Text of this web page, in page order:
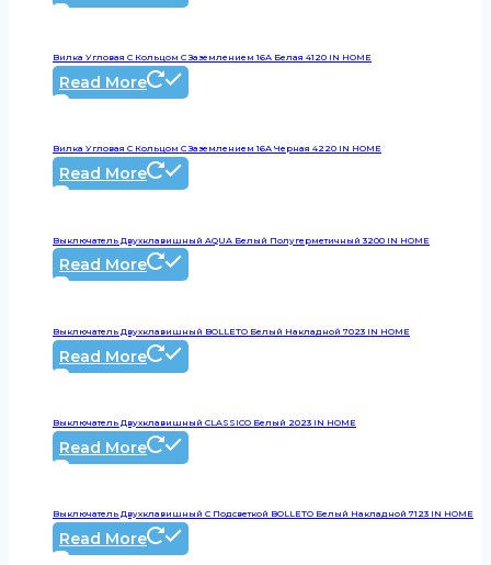
Вилка Угловая С Кольцом С Заземлением 16А Белая 4120 IN HOME
Read More
Вилка Угловая С Кольцом С Заземлением 16А Черная 4220 IN HOME
Read More
Выключатель Двухклавишный AQUA Белый Полугерметичный 3200 IN HOME
Read More
Выключатель Двухклавишный BOLLETO Белый Накладной 7023 IN HOME
Read More
Выключатель Двухклавишный CLASSICO Белый 2023 IN HOME
Read More
Выключатель Двухклавишный С Подсветкой BOLLETO Белый Накладной 7123 IN HOME
Read More